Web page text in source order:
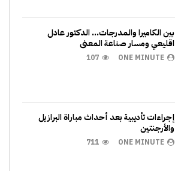
بين الكاميرا والمدرجات… الدكتور عادل
اقليعي ومسار صناعة المعنى
ONE MINUTE
107
إجراءات تأديبية بعد أحداث مباراة البرازيل
والأرجنتين
ONE MINUTE
711